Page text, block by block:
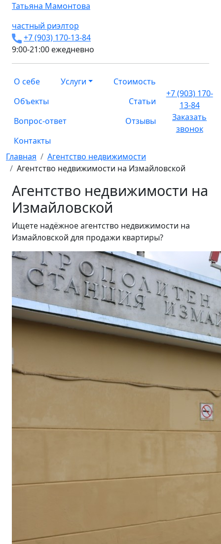
Татьяна Мамонтова
частный риэлтор
+7 (903) 170-13-84
9:00-21:00 ежедневно
О себе Услуги
Стоимость
Объекты
Статьи
Вопрос-ответ
Отзывы
Контакты
+7 (903) 170-
13-84
Заказать
звонок
Главная
Агентство недвижимости
Агентство недвижимости на Измайловской
Агентство недвижимости на
Измайловской
Ищете надёжное агентство недвижимости на
Измайловской для продажи квартиры?